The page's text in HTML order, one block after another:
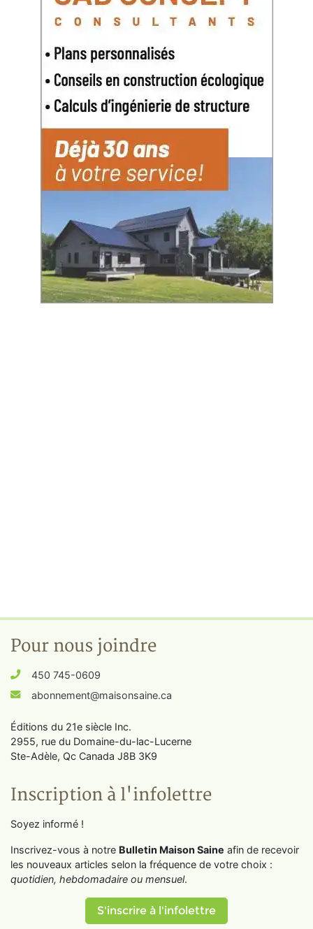
Pour nous joindre
450 745-0609
abonnement@maisonsaine.ca
Éditions du 21e siècle Inc.
2955, rue du Domaine-du-lac-Lucerne
Ste-Adèle, Qc Canada J8B 3K9
Inscription à l'infolettre
Soyez informé !
Inscrivez-vous à notre Bulletin Maison Saine afin de recevoir
les nouveaux articles selon la fréquence de votre choix :
quotidien, hebdomadaire ou mensuel.
S'inscrire à l'infolettre